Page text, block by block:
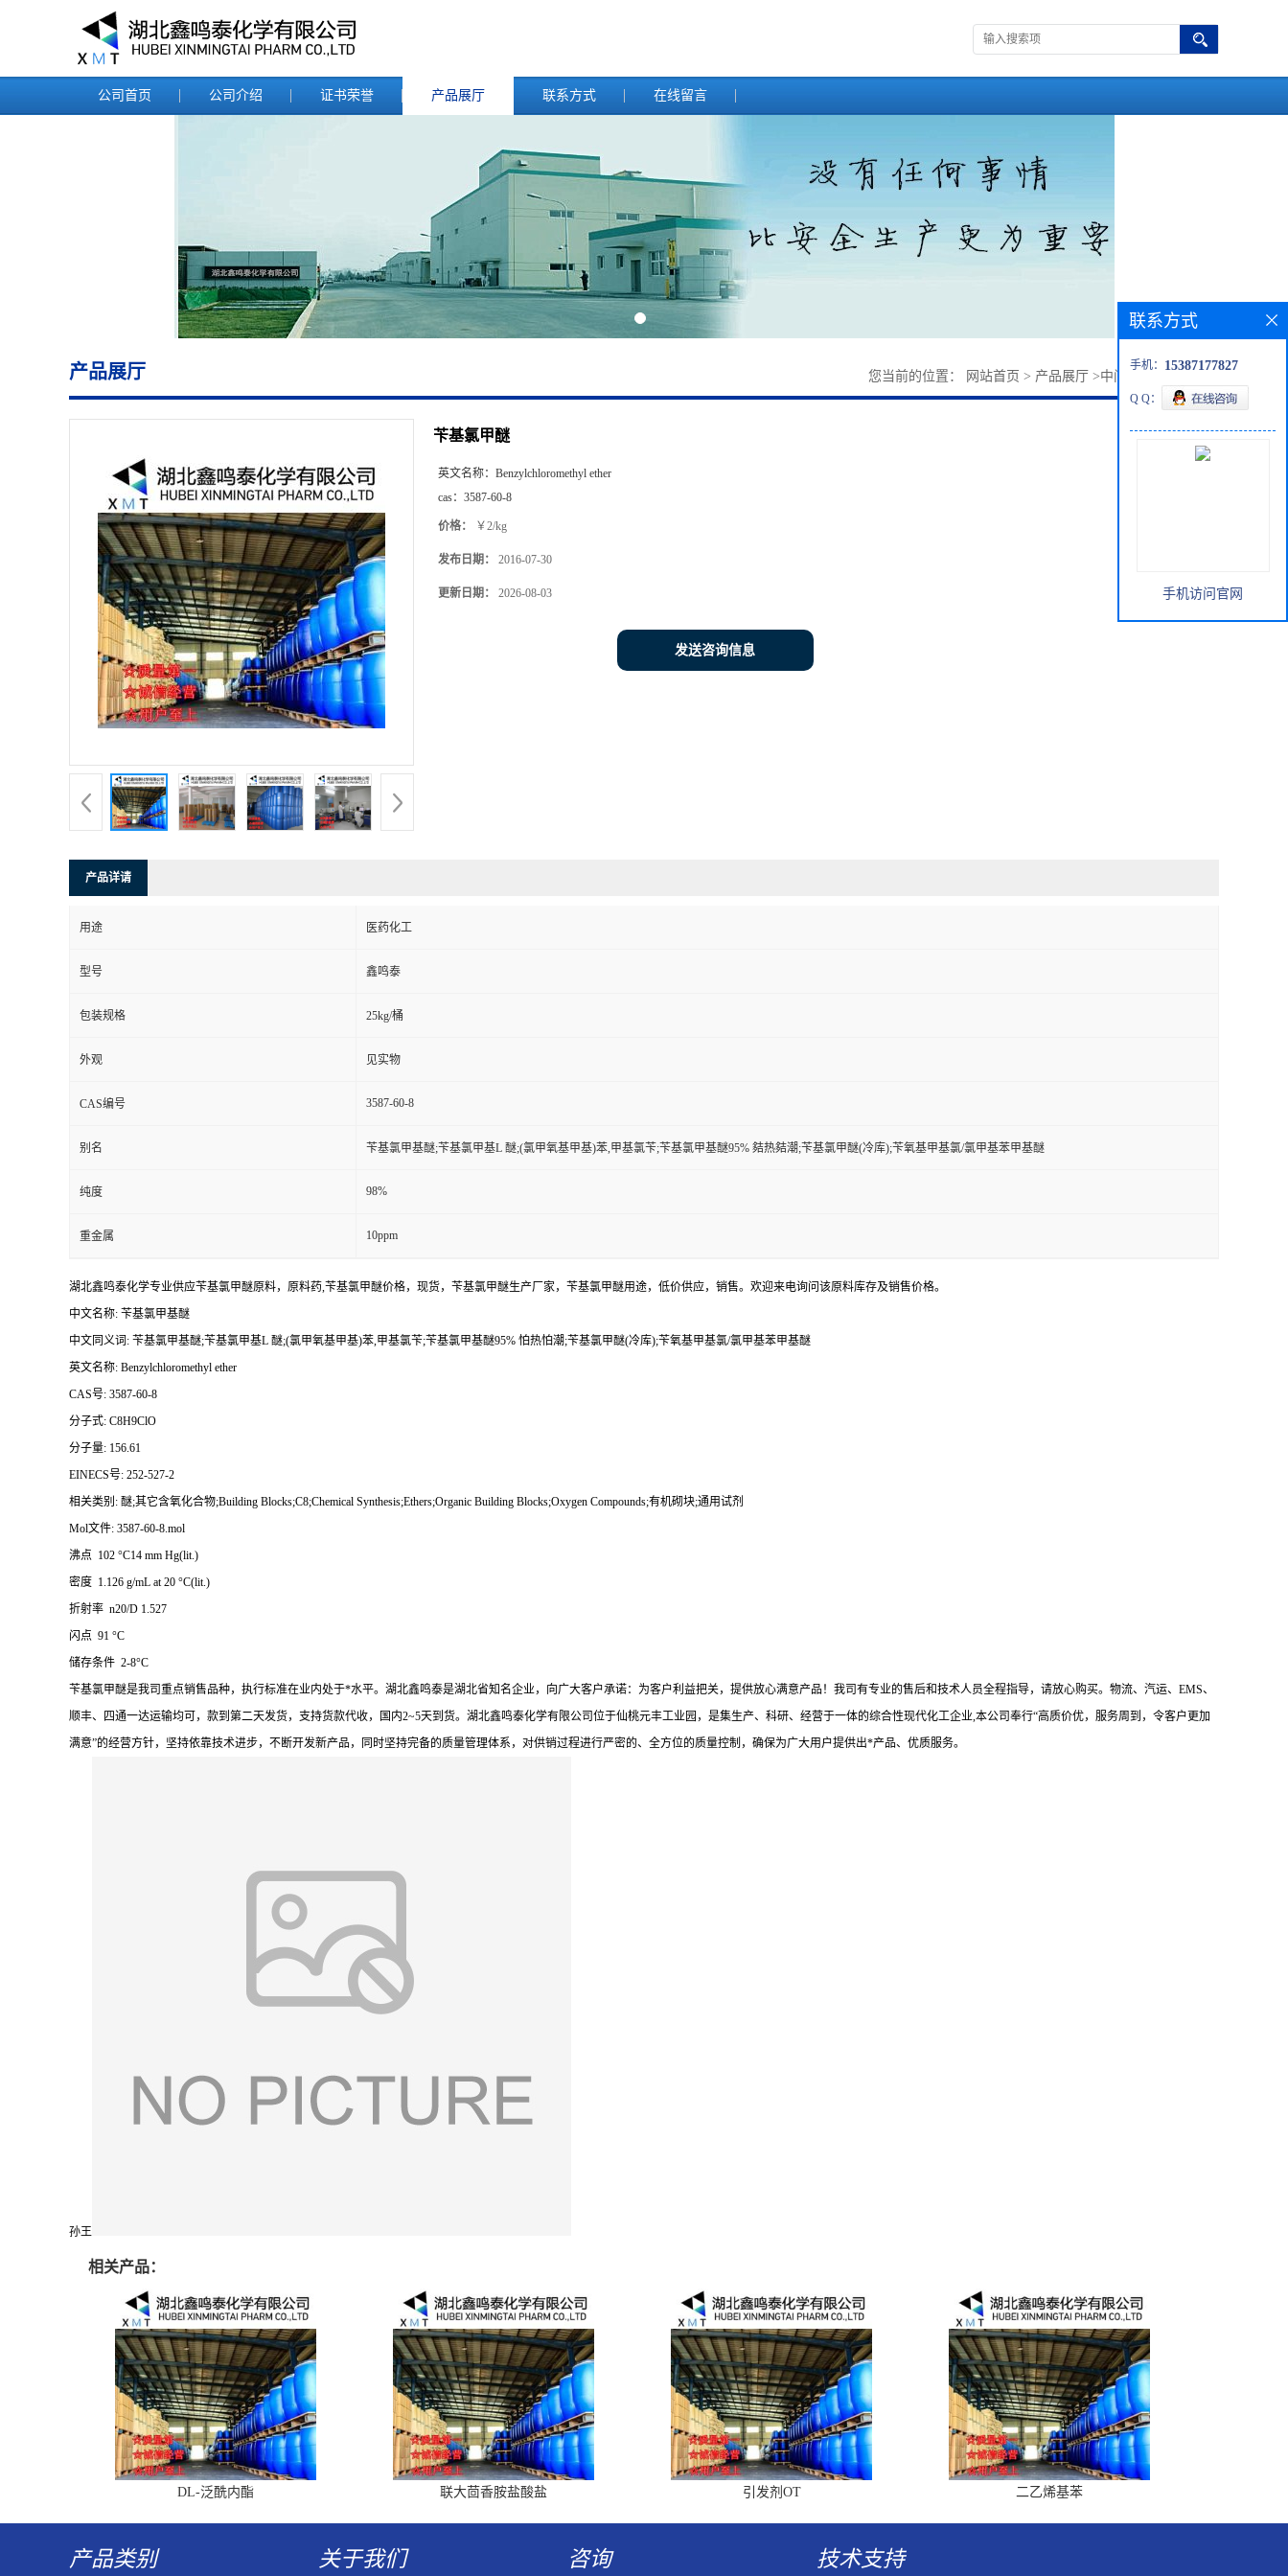
公司首页 公司介绍 证书荣誉 产品展厅 联系方式 在线留言
产品展厅 您当前的位置： 网站首页 > 产品展厅 >中间体
苄基氯甲醚
英文名称： Benzylchloromethyl ether
cas： 3587-60-8
价格： ￥2/kg
发布日期： 2016-07-30
更新日期： 2026-08-03
发送咨询信息
产品详请
用途 医药化工
型号 鑫鸣泰
包装规格 25kg/桶
外观 见实物
CAS编号 3587-60-8
别名 苄基氯甲基醚;苄基氯甲基L 醚;(氯甲氧基甲基)苯,甲基氯苄;苄基氯甲基醚95% 夡热夡潮;苄基氯甲醚(冷库);苄氧基甲基氯/氯甲基苯甲基醚
纯度 98%
重金属 10ppm
湖北鑫鸣泰化学专业供应苄基氯甲醚原料，原料药,苄基氯甲醚价格，现货，苄基氯甲醚生产厂家，苄基氯甲醚用途，低价供应，销售。欢迎来电询问该原料库存及销售价格。
中文名称: 苄基氯甲基醚
中文同义词: 苄基氯甲基醚;苄基氯甲基L 醚;(氯甲氧基甲基)苯,甲基氯苄;苄基氯甲基醚95% 怕热怕潮;苄基氯甲醚(冷库);苄氧基甲基氯/氯甲基苯甲基醚
英文名称: Benzylchloromethyl ether
CAS号: 3587-60-8
分子式: C8H9ClO
分子量: 156.61
EINECS号: 252-527-2
相关类别: 醚;其它含氧化合物;Building Blocks;C8;Chemical Synthesis;Ethers;Organic Building Blocks;Oxygen Compounds;有机砌块;通用试剂
Mol文件: 3587-60-8.mol
沸点 102 °C14 mm Hg(lit.)
密度 1.126 g/mL at 20 °C(lit.)
折射率 n20/D 1.527
闪点 91 °C
储存条件 2-8°C
苄基氯甲醚是我司重点销售品种，执行标准在业内处于*水平。湖北鑫鸣泰是湖北省知名企业，向广大客户承诺：为客户利益把关，提供放心满意产品！我司有专业的售后和技术人员全程指导，请放心购买。物流、汽运、EMS、
顺丰、四通一达运输均可，款到第二天发货，支持货款代收，国内2~5天到货。湖北鑫鸣泰化学有限公司位于仙桃元丰工业园，是集生产、科研、经营于一体的综合性现代化工企业,本公司奉行“高质价优，服务周到，令客户更加
满意”的经营方针，坚持依靠技术进步，不断开发新产品，同时坚持完备的质量管理体系，对供销过程进行严密的、全方位的质量控制，确保为广大用户提供出*产品、优质服务。
孙王
相关产品：
DL-泛酰内酯 联大茴香胺盐酸盐 引发剂OT 二乙烯基苯
联系方式
手机： 15387177827
Q Q：
手机访问官网
产品类别 关于我们 咨询 技术支持